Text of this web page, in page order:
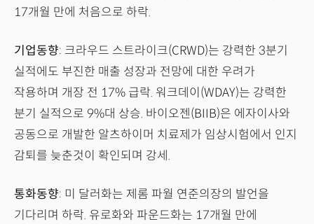
17개월 만에 처음으로 하락.
기업동향: 크라우드 스트라이크(CRWD)는 강력한 3분기
실적에도 부진한 매출 성장과 전망에 대한 우려가
작용하며 개장 전 17% 급락. 워크데이(WDAY)는 강력한
분기 실적으로 9%대 상승. 바이오젠(BIIB)은 에자이사와
공동으로 개발한 알츠하이머 치료제가 임상시험에서 인지
감퇴를 늦춘것이 확인되며 강세.
통화동향: 미 달러화는 제롬 파월 연준의장의 발언을
기다리며 하락. 유로화와 파운드화는 17개월 만에